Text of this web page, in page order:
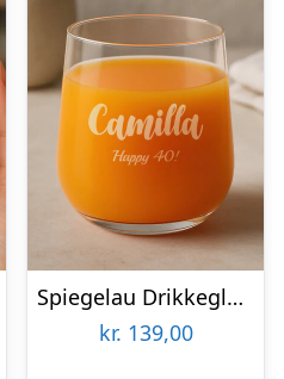
Spiegelau Drikkeglas med Gravering – Egen Tekst
kr. 139,00